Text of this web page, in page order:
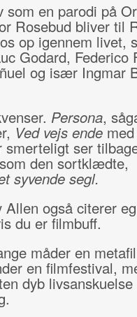
en parodi på
Rosebud bliver til
op igennem livet,
Godard, Federico
og især Ingmar
Persona,
Ved vejs endemed
smerteligt ser
den sortklædte,
syvende segl.
også citerer
du er filmbuff.
måder en
en filmfestival,
dyb